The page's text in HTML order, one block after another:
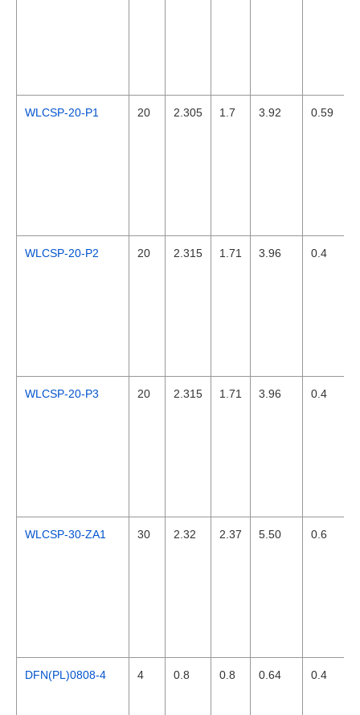
WLCSP-20-P1 20 2.305 1.7 3.92 0.59
WLCSP-20-P2 20 2.315 1.71 3.96 0.4
WLCSP-20-P3 20 2.315 1.71 3.96 0.4
WLCSP-30-ZA1 30 2.32 2.37 5.50 0.6
DFN(PL)0808-4 4 0.8 0.8 0.64 0.4